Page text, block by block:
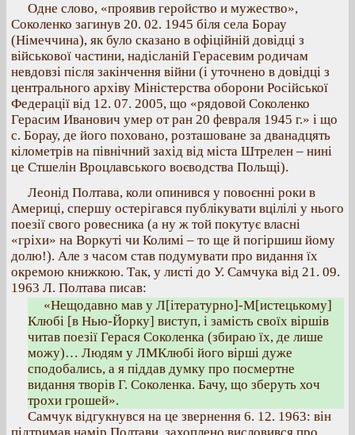
Одне слово, «проявив геройство и мужество»,
Соколенко загинув 20. 02. 1945 біля села Борау
(Німеччина), як було сказано в офіційній довідці з
військової частини, надісланій Герасевим родичам
невдовзі після закінчення війни (і уточнено в довідці з
центрального архіву Міністерства оборони Російської
Федерації від 12. 07. 2005, що «рядовой Соколенко
Герасим Иванович умер от ран 20 февраля 1945 г.» і що
с. Борау, де його поховано, розташоване за дванадцять
кілометрів на північний захід від міста Штрелен – нині
це Стшелін Вроцлавського воєводства Польщі).
Леонід Полтава, коли опинився у повоєнні роки в
Америці, спершу остерігався публікувати вцілілі у нього
поезії свого ровесника (а ну ж той покутує власні
«гріхи» на Воркуті чи Колимі – то ще й погіршиш йому
долю!). Але з часом став подумувати про видання їх
окремою книжкою. Так, у листі до У. Самчука від 21. 09.
1963 Л. Полтава писав:
«Нещодавно мав у Л[ітературно]-М[истецькому]
Клюбі [в Нью-Йорку] виступ, і замість своїх віршів
читав поезії Герася Соколенка (збираю їх, де лише
можу)… Людям у ЛМКлюбі його вірші дуже
сподобались, а я піддав думку про посмертне
видання творів Г. Соколенка. Бачу, що зберуть хоч
трохи грошей».
Самчук відгукнувся на це звернення 6. 12. 1963: він